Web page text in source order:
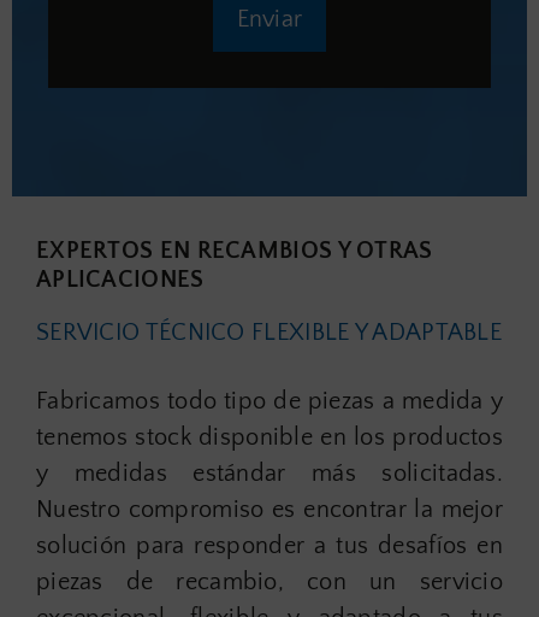
Enviar
EXPERTOS EN RECAMBIOS Y OTRAS
APLICACIONES
SERVICIO TÉCNICO FLEXIBLE Y ADAPTABLE
Fabricamos todo tipo de piezas a medida y
tenemos stock disponible en los productos
y medidas estándar más solicitadas.
Nuestro compromiso es encontrar la mejor
solución para responder a tus desafíos en
piezas de recambio, con un servicio